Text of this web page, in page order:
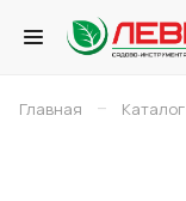
Главная – Каталог